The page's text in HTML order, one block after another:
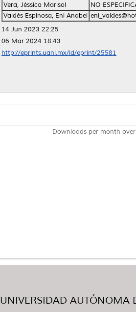
Vera, Jéssica Marisol
NO
Valdés Espinosa, Eni Anabel
14 Jun 2023 22:25
06 Mar 2024 18:43
http://eprints.uanl.mx/id/eprint/25581
Downloads per month
UNIVERSIDAD AUTÓNOMA